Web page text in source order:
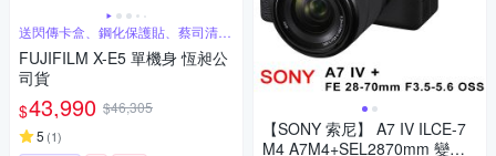
送閃傳卡盒、鋼化保護貼、蔡司清潔
噴霧組
FUJIFILM X-E5 單機身 恆昶公
司貨
$43,990 $46,305
5 (1)
【SONY 索尼】 A7 IV ILCE-7
M4 A7M4+SEL2870mm 變焦